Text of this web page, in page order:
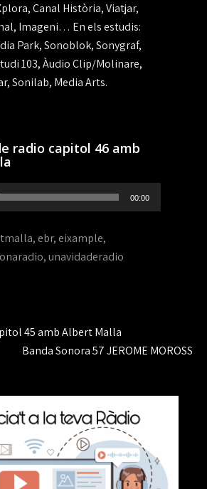
Canal Història, Viatjar,
Imageni… En els estudis:
Park, Sonoblok, Sonygraf,
103, Àudio Clip/Molinare,
Sonilab, Media Arts.
radio capitol 46 amb
00:00
, ebr, eixample,
,unavidaderadio
45 amb Albert Malla
Banda Sonora 57 JEROME MOROSS